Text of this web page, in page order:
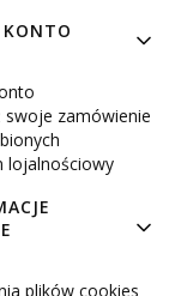
KONTO
swoje zamówienie
lojalnościowy
plików cookies